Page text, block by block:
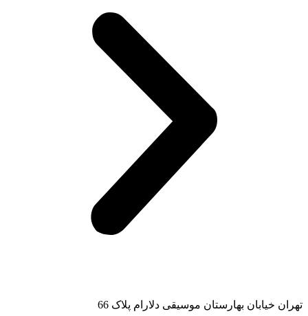
تهران خیابان بهارستان موسیقی دلارام پلاک 66